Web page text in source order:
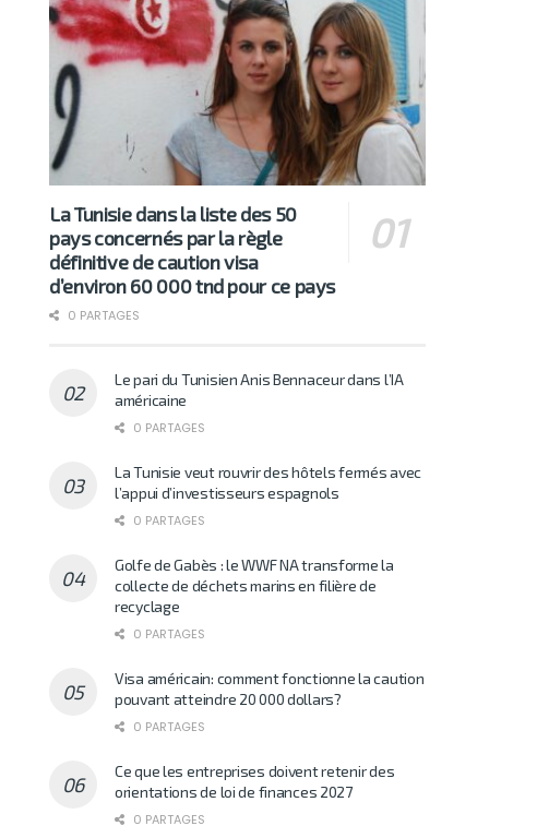
La Tunisie dans la liste des 50
pays concernés par la règle
définitive de caution visa
d’environ 60 000 tnd pour ce pays
0 PARTAGES
Le pari du Tunisien Anis Bennaceur dans l’IA
américaine
0 PARTAGES
La Tunisie veut rouvrir des hôtels fermés avec
l’appui d’investisseurs espagnols
0 PARTAGES
Golfe de Gabès : le WWF NA transforme la
collecte de déchets marins en filière de
recyclage
0 PARTAGES
Visa américain: comment fonctionne la caution
pouvant atteindre 20 000 dollars?
0 PARTAGES
Ce que les entreprises doivent retenir des
orientations de loi de finances 2027
0 PARTAGES